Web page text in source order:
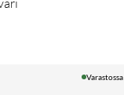
Varastossa